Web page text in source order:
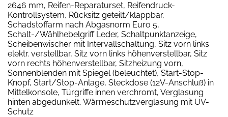
2646 mm, Reifen-Reparaturset, Reifendruck-
Kontrollsystem, Rücksitz geteilt/klappbar,
Schadstoffarm nach Abgasnorm Euro 5,
Schalt-/Wählhebelgriff Leder, Schaltpunktanzeige,
Scheibenwischer mit Intervallschaltung, Sitz vorn links
elektr. verstellbar, Sitz vorn links höhenverstellbar, Sitz
vorn rechts höhenverstellbar, Sitzheizung vorn,
Sonnenblenden mit Spiegel (beleuchtet), Start-Stop-
Knopf, Start/Stop-Anlage, Steckdose (12V-Anschluß) in
Mittelkonsole, Türgriffe innen verchromt, Verglasung
hinten abgedunkelt, Wärmeschutzverglasung mit UV-
Schutz